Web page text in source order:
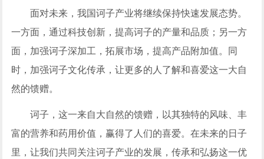
面对未来，我国诃子产业将继续保持快速发展态势。
一方面，通过科技创新，提高诃子的产量和品质；另一方
面，加强诃子深加工，拓展市场，提高产品附加值。同
时，加强诃子文化传承，让更多的人了解和喜爱这一大自
然的馈赠。
诃子，这一来自大自然的馈赠，以其独特的风味、丰
富的营养和药用价值，赢得了人们的喜爱。在未来的日子
里，让我们共同关注诃子产业的发展，传承和弘扬这一优